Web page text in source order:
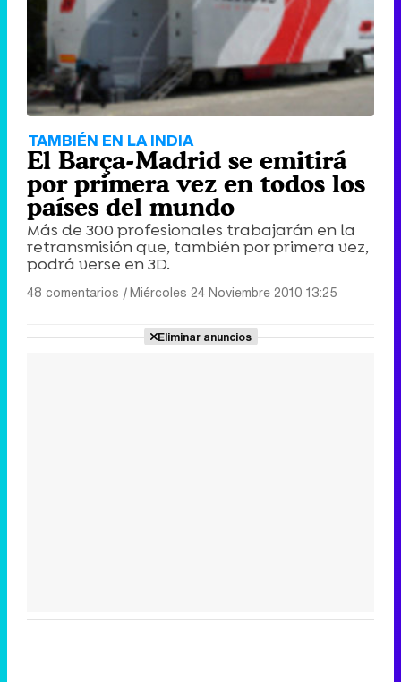
TAMBIÉN EN LA INDIA
El Barça-Madrid se emitirá
por primera vez en todos los
países del mundo
Más de 300 profesionales trabajarán en la
retransmisión que, también por primera vez,
podrá verse en 3D.
48 comentarios |Miércoles 24 Noviembre 2010 13:25
Eliminar anuncios